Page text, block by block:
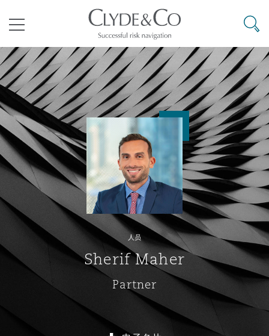
空 Business Jets
Carrier Liability
Commerical Dispute
Debt Recovery
Emergency Response & Crisis
Management
业与咨询
商业
公司
企业、商业与合规保险
数据保护与隐私权
劳动、养老金和移民n
议解决
Commercial Arbitration
Commercial Disputes
Commercial Litigation
源、海洋与贸易
Energy & Natural Resources
Marine
Trade & Commodities
Bermuda Form
Casualty
Corporate, Commercial &
Insurance
Cyber Risk
Employers' & Public Liability
Construction Disputes
环境保护法
基础设施
PPP/PFI
Public Procurement
Anti-Bribery & Corruption
Compliance
External Investigations
Financial Services
Fraud & White-Collar Crime
候变化
Code
& Co Newton - 解锁智能索赔新模式
议融资
罗
普敦
累斯萨拉姆
翰内斯堡
罗比 – 联营办公室
谷
京
里斯班
庆
拉加斯
西哥城
约热内卢
地亚哥 – 联营办公室
布扎比
罗
哈
拜
特兰大
士顿
尔加里
加哥
伯丁
尔法斯特
明翰
里斯托尔
目录
其礼律所事务所
搜寻
人员
Sherif Maher
Partner